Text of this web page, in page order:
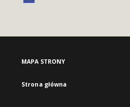
MAPA STRONY
Strona główna